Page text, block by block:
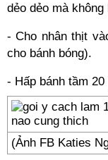
dẻo dẻo mà
- Cho nhân thịt
cho bánh bóng).
- Hấp bánh tầm
(Ảnh FB Katies